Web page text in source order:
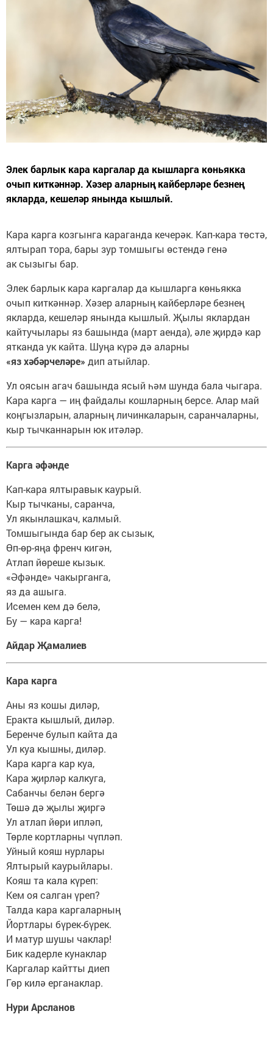
Элек барлык кара каргалар да кышларга көньякка
очып киткәннәр. Хәзер аларның кайберләре безнең
якларда, кешеләр янында кышлый.
Кара карга козгынга караганда кечерәк. Кап-кара төстә,
ялтырап тора, бары зур томшыгы өстендә генә
ак сызыгы бар.
Элек барлык кара каргалар да кышларга көньякка
очып киткәннәр. Хәзер аларның кайберләре безнең
якларда, кешеләр янында кышлый. Җылы яклардан
кайтучылары яз башында (март аенда), әле җирдә кар
ятканда ук кайта. Шуңа күрә дә аларны
«яз хәбәрчеләре» дип атыйлар.
Ул оясын агач башында ясый һәм шунда бала чыгара.
Кара карга — иң файдалы кошларның берсе. Алар май
коңгызларын, аларның личинкаларын, саранчаларны,
кыр тычканнарын юк итәләр.
Карга әфәнде
Кап-кара ялтыравык каурый.
Кыр тычканы, саранча,
Ул якынлашкач, калмый.
Томшыгында бар бер ак сызык,
Өп-өр-яңа френч кигән,
Атлап йөреше кызык.
«Әфәнде» чакырганга,
яз да ашыга.
Исемен кем дә белә,
Бу — кара карга!
Айдар Җамалиев
Кара карга
Аны яз кошы диләр,
Еракта кышлый, диләр.
Беренче булып кайта да
Ул куа кышны, диләр.
Кара карга кар куа,
Кара җирләр калкуга,
Сабанчы белән бергә
Төшә дә җылы җиргә
Ул атлап йөри ипләп,
Төрле кортларны чүпләп.
Уйный кояш нурлары
Ялтырый каурыйлары.
Кояш та кала күреп:
Кем оя салган үреп?
Талда кара каргаларның
Йортлары бүрек-бүрек.
И матур шушы чаклар!
Бик кадерле кунаклар
Каргалар кайтты диеп
Гөр килә ерганаклар.
Нури Арсланов